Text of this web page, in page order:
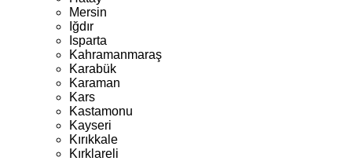
Mersin
Iğdır
Isparta
Kahramanmaraş
Karabük
Karaman
Kars
Kastamonu
Kayseri
Kırıkkale
Kırklareli